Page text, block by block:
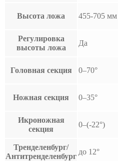
Высота ложа 455-705 мм
Регулировка
высоты ложа
Да
Головная секция 0–70°
Ножная секция 0–35°
Икроножная
секция
0–(-22°)
Тренделенбург/
Антитренделенбург
до 12°